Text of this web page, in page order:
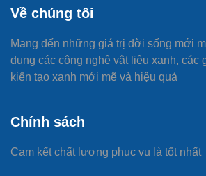
Về chúng tôi
Mang đến những giá trị đời sống mới
dụng các công nghệ vật liệu xanh, các
kiến tạo xanh mới mẽ và hiệu quả
Chính sách
Cam kết chất lượng phục vụ là tốt nhất